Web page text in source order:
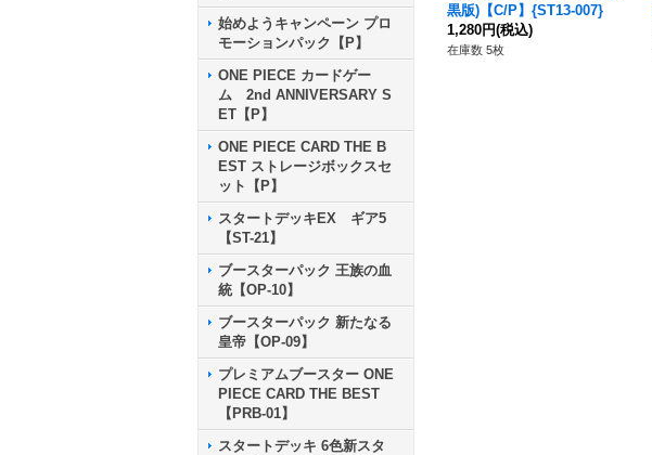
始めようキャンペーン プロ
モーションパック【P】
ONE PIECE カードゲー
ム 2nd ANNIVERSARY S
ET【P】
ONE PIECE CARD THE B
EST ストレージボックスセ
ット【P】
スタートデッキEX ギア5
【ST-21】
ブースターパック 王族の血
統【OP-10】
ブースターパック 新たなる
皇帝【OP-09】
プレミアムブースター ONE
PIECE CARD THE BEST
【PRB-01】
スタートデッキ 6色新スタ
黒版)【C/P】{ST13-007}
1,280円(税込)
在庫数 5枚